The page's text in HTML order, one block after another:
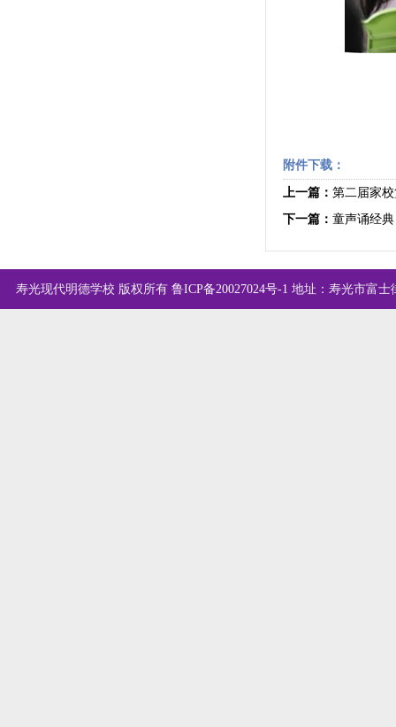
附件下载：
上一篇： 第二届家
下一篇： 童声诵经
寿光现代明德学校 版权所有 鲁ICP备20027024号-1 地址：寿光市富士